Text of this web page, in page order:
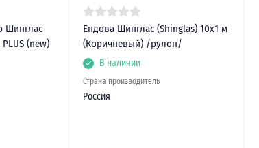
Шинглас
(new)
Ендова Шинглас (Shinglas) 10х1 м
(Коричневый) /рулон/
В наличии
Страна производитель
Россия